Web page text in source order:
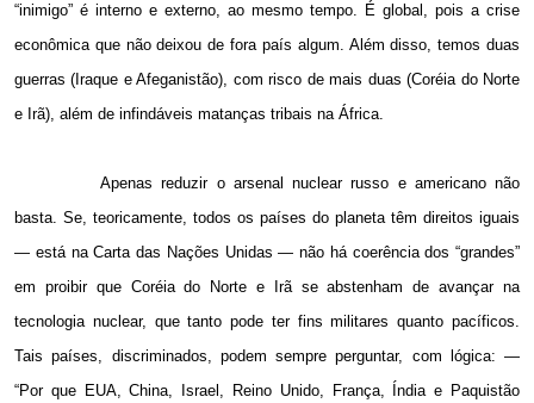
“inimigo” é interno e externo, ao mesmo tempo. É global, pois a crise
econômica que não deixou de fora país algum. Além disso, temos duas
guerras (Iraque e Afeganistão), com risco de mais duas (Coréia do Norte
e Irã), além de infindáveis matanças tribais na África.
Apenas reduzir o arsenal nuclear russo e americano não
basta. Se, teoricamente, todos os países do planeta têm direitos iguais
— está na Carta das Nações Unidas — não há coerência dos “grandes”
em proibir que Coréia do Norte e Irã se abstenham de avançar na
tecnologia nuclear, que tanto pode ter fins militares quanto pacíficos.
Tais países, discriminados, podem sempre perguntar, com lógica: —
“Por que EUA, China, Israel, Reino Unido, França, Índia e Paquistão